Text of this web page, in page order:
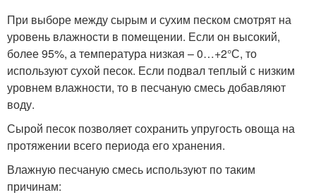
При выборе между сырым и сухим песком смотрят на
уровень влажности в помещении. Если он высокий,
более 95%, а температура низкая – 0…+2°С, то
используют сухой песок. Если подвал теплый с низким
уровнем влажности, то в песчаную смесь добавляют
воду.
Сырой песок позволяет сохранить упругость овоща на
протяжении всего периода его хранения.
Влажную песчаную смесь используют по таким
причинам: